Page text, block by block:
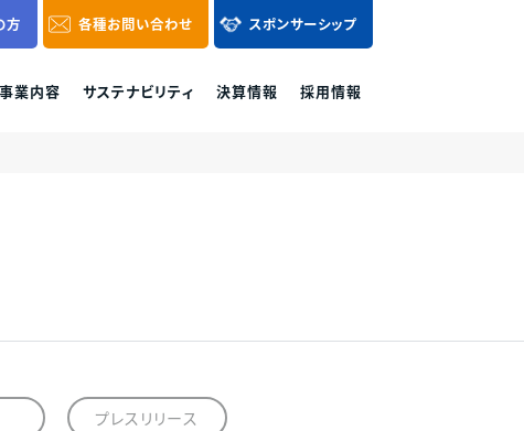
方 各種お問い合わせ スポンサーシップ
事業内容 サステナビリティ 決算情報 採用情報
プレスリリース